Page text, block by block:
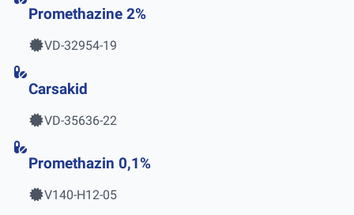
Promethazine 2%
VD-32954-19
Carsakid
VD-35636-22
Promethazin 0,1%
V140-H12-05